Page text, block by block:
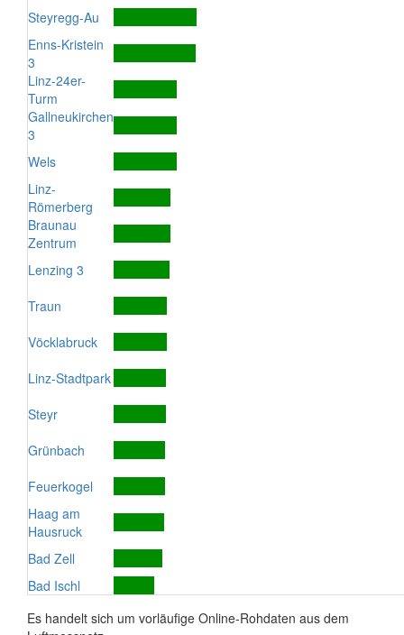
Steyregg-Au
Enns-Kristein
3
Linz-24er-
Turm
Gallneukirchen
3
Wels
Linz-
Römerberg
Braunau
Zentrum
Lenzing 3
Traun
Vöcklabruck
Linz-Stadtpark
Steyr
Grünbach
Feuerkogel
Haag am
Hausruck
Bad Zell
Bad Ischl
Es handelt sich um vorläufige Online-Rohdaten aus dem